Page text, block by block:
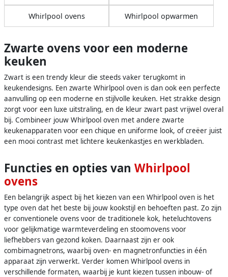
Whirlpool ovens Whirlpool opwarmen
Zwarte ovens voor een moderne
keuken
Zwart is een trendy kleur die steeds vaker terugkomt in
keukendesigns. Een zwarte Whirlpool oven is dan ook een perfecte
aanvulling op een moderne en stijlvolle keuken. Het strakke design
zorgt voor een luxe uitstraling, en de kleur zwart past vrijwel overal
bij. Combineer jouw Whirlpool oven met andere zwarte
keukenapparaten voor een chique en uniforme look, of creëer juist
een mooi contrast met lichtere keukenkastjes en werkbladen.
Functies en opties van Whirlpool
ovens
Een belangrijk aspect bij het kiezen van een Whirlpool oven is het
type oven dat het beste bij jouw kookstijl en behoeften past. Zo zijn
er conventionele ovens voor de traditionele kok, heteluchtovens
voor gelijkmatige warmteverdeling en stoomovens voor
liefhebbers van gezond koken. Daarnaast zijn er ook
combimagnetrons, waarbij oven- en magnetronfuncties in één
apparaat zijn verwerkt. Verder komen Whirlpool ovens in
verschillende formaten, waarbij je kunt kiezen tussen inbouw- of